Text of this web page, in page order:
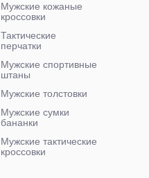
Мужские кожаные
кроссовки
Тактические
перчатки
Мужские спортивные
штаны
Мужские толстовки
Мужские сумки
бананки
Мужские тактические
кроссовки